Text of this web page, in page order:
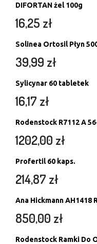
DIFORTAN żel 100g
16,25 zł
Solinea Ortosil Płyn
39,99 zł
Sylicynar 60 tabletek
16,17 zł
Rodenstock R7112 A
1202,00 zł
Profertil 60 kaps.
214,87 zł
Ana Hickmann AH1418
850,00 zł
Rodenstock Ramki Do